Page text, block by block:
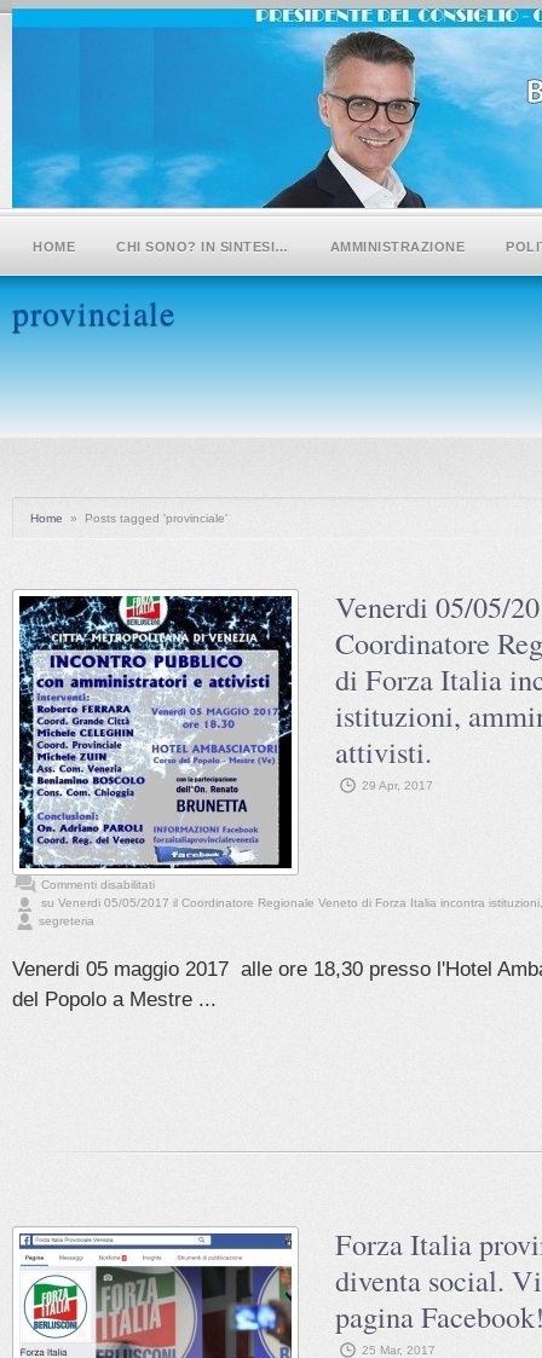
HOME CHI SONO? IN SINTESI… AMMINISTRAZIONE
provinciale
Home » Posts tagged 'provinciale'
Venerdi 05/05/
Coordinatore
di Forza Italia
istituzioni,
attivisti.
29 Apr, 2017
Commenti disabilitati
su Venerdi 05/05/2017 il Coordinatore Regionale Veneto di Forza Italia incontra
segreteria
Venerdi 05 maggio 2017 alle ore 18,30 presso l'Hotel
del Popolo a Mestre ...
Forza Italia
diventa social.
pagina
25 Mar, 2017